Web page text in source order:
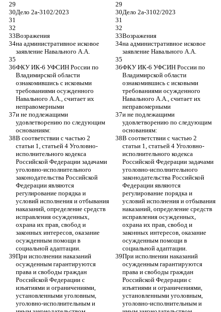
Дело 2а-3102/2023 Дело 2а-3102/2023
Возражения
Возражения
на административное исковое
заявление Навального А.А.
на административное исковое
заявление Навального А.А.
ФКУ ИК-6 УФСИН России по
Владимирской области
ознакомившись с исковыми
требованиями осужденного
Навального А.А., считает их
неправомерными
ФКУ ИК-6 УФСИН России по
Владимирской области
ознакомившись с исковыми
требованиями осужденного
Навального А.А., считает их
неправомерными
и не подлежащими
удовлетворению по следующим
основаниям:
и не подлежащими
удовлетворению по следующим
основаниям:
В соответствии с частью 2
статьи 1, статьей 4 Уголовно-
исполнительного кодекса
Российской Федерации задачами
уголовно-исполнительного
законодательства Российской
Федерации являются
регулирование порядка и
условий исполнения и отбывания
наказаний, определение средств
исправления осужденных,
охрана их прав, свобод и
законных интересов, оказание
осужденным помощи в
социальной адаптации.
В соответствии с частью 2
статьи 1, статьей 4 Уголовно-
исполнительного кодекса
Российской Федерации задачами
уголовно-исполнительного
законодательства Российской
Федерации являются
регулирование порядка и
условий исполнения и отбывания
наказаний, определение средств
исправления осужденных,
охрана их прав, свобод и
законных интересов, оказание
осужденным помощи в
социальной адаптации.
При исполнении наказаний
осужденным гарантируются
права и свободы граждан
Российской Федерации с
изъятиями и ограничениями,
установленными уголовным,
уголовно-исполнительным и
При исполнении наказаний
осужденным гарантируются
права и свободы граждан
Российской Федерации с
изъятиями и ограничениями,
установленными уголовным,
уголовно-исполнительным и